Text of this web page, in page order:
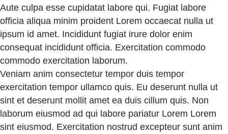
Aute culpa esse cupidatat labore qui. Fugiat labore
officia aliqua minim proident Lorem occaecat nulla ut
ipsum id amet. Incididunt fugiat irure dolor enim
consequat incididunt officia. Exercitation commodo
commodo exercitation laborum.
Veniam anim consectetur tempor duis tempor
exercitation tempor ullamco quis. Eu deserunt nulla ut
sint et deserunt mollit amet ea duis cillum quis. Non
laborum eiusmod ad qui labore pariatur Lorem Lorem
sint eiusmod. Exercitation nostrud excepteur sunt anim